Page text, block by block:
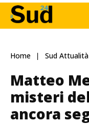
Home Sud Attualità
Matteo
misteri
ancora